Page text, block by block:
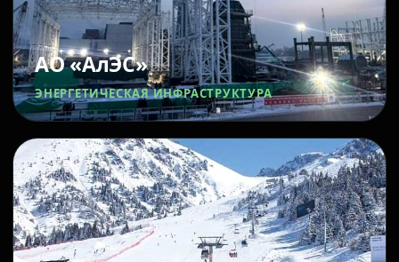
АО «АлЭС»
ЭНЕРГЕТИЧЕСКАЯ ИНФРАСТРУКТУРА